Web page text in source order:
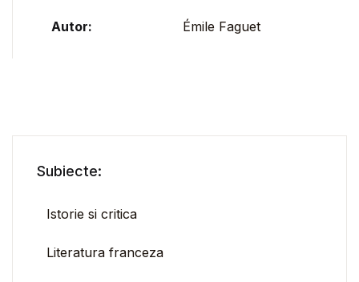
Autor: Émile Faguet
Subiecte:
Istorie si critica
Literatura franceza